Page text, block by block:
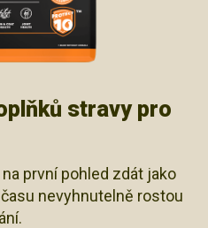
stravy pro
první pohled zdát jako
nevyhnutelně rostou